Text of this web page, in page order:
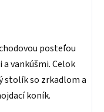
posteľou
vankúšmi. Celok
stolík so zrkadlom a
koník.